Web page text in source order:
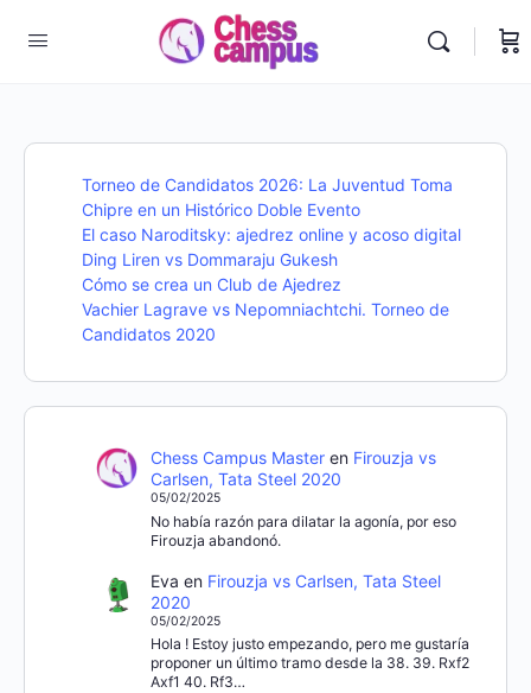
Torneo de Candidatos 2026: La Juventud Toma
Chipre en un Histórico Doble Evento
El caso Naroditsky: ajedrez online y acoso digital
Ding Liren vs Dommaraju Gukesh
Cómo se crea un Club de Ajedrez
Vachier Lagrave vs Nepomniachtchi. Torneo de
Candidatos 2020
Chess Campus Masteren Firouzja vs
Carlsen, Tata Steel 2020
05/02/2025
No había razón para dilatar la agonía, por eso
Firouzja abandonó.
Eva en Firouzja vs Carlsen, Tata Steel
2020
05/02/2025
Hola ! Estoy justo empezando, pero me gustaría
proponer un último tramo desde la 38. 39. Rxf2
Axf1 40. Rf3…